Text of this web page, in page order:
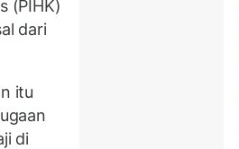
(PIHK)
dari
itu
di